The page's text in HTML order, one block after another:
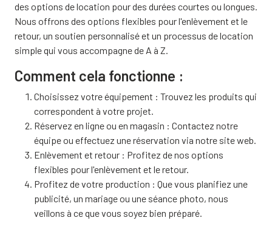
des options de location pour des durées courtes ou longues.
Nous offrons des options flexibles pour l'enlèvement et le
retour, un soutien personnalisé et un processus de location
simple qui vous accompagne de A à Z.
Comment cela fonctionne :
Choisissez votre équipement : Trouvez les produits qui
correspondent à votre projet.
Réservez en ligne ou en magasin : Contactez notre
équipe ou effectuez une réservation via notre site web.
Enlèvement et retour : Profitez de nos options
flexibles pour l'enlèvement et le retour.
Profitez de votre production : Que vous planifiez une
publicité, un mariage ou une séance photo, nous
veillons à ce que vous soyez bien préparé.